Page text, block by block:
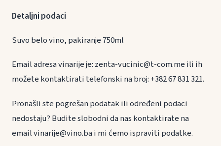
Detaljni podaci
Suvo belo vino, pakiranje 750ml
Email adresa vinarije je: zenta-vucinic@t-com.me ili ih
možete kontaktirati telefonski na broj: +382 67 831 321.
Pronašli ste pogrešan podatak ili određeni podaci
nedostaju? Budite slobodni da nas kontaktirate na
email vinarije@vino.ba i mi ćemo ispraviti podatke.